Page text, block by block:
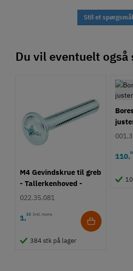
Stil et spørgsmål
Du vil eventuelt også
M4 Gevindskrue til greb
- Tallerkenhoved -
Krydskærv
022.35.081
1,15 Inkl. moms
384 stk på lager
110,